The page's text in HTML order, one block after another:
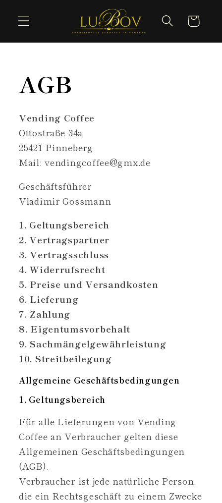
zum
Inhalt
Warenkorb
AGB
Vending Coffee
Ottostraße 34a
25421 Pinneberg
Mail: vendingcoffee@gmx.de
Geschäftsführer
Vladimir Gossmann
1. Geltungsbereich
2. Vertragspartner
3. Vertragsschluss
4. Widerrufsrecht
5. Preise und Versandkosten
6. Lieferung
7. Zahlung
8. Eigentumsvorbehalt
9. Sachmängelgewährleistung
10. Streitbeilegung
Allgemeine Geschäftsbedingungen
1. Geltungsbereich
Für alle Lieferungen von Vending
Coffee an Verbraucher gelten diese
Allgemeinen Geschäftsbedingungen
(AGB).
Verbraucher ist jede natürliche Person,
die ein Rechtsgeschäft zu einem Zwecke